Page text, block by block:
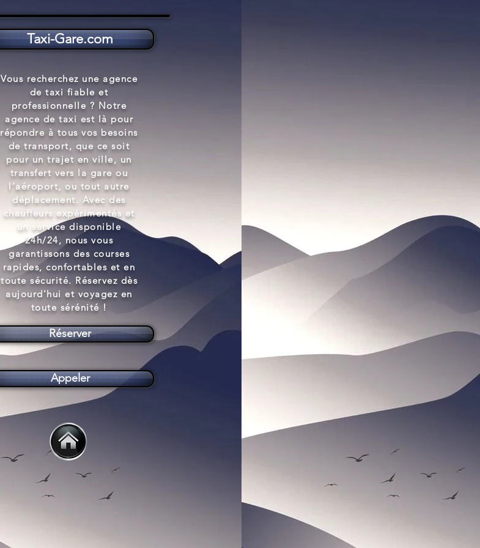
Agence de taxi
Taxi-Gare.com
Réserver
Appeler
Vous recherchez une agence
de taxi fiable et
professionnelle ? Notre
agence de taxi est là pour
répondre à tous vos besoins
de transport, que ce soit
pour un trajet en ville, un
transfert vers la gare ou
l’aéroport, ou tout autre
déplacement. Avec des
chauffeurs expérimentés et
un service disponible
24h/24, nous vous
garantissons des courses
rapides, confortables et en
toute sécurité. Réservez dès
aujourd'hui et voyagez en
toute sérénité !